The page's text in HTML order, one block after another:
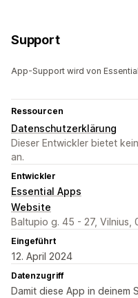
Support
App-Support wird von
Ressourcen
Datenschutzerklärung
Dieser Entwickler bietet
an.
Entwickler
Essential Apps
Website
Baltupio g. 45 - 27, Vilnius,
Eingeführt
12. April 2024
Datenzugriff
Damit diese App in